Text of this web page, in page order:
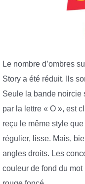
Le nombre d’ombres
Story a été réduit. Ils
Seule la bande noircie
par la lettre « O », est
reçu le même style
régulier, lisse. Mais,
angles droits. Les
couleur de fond du